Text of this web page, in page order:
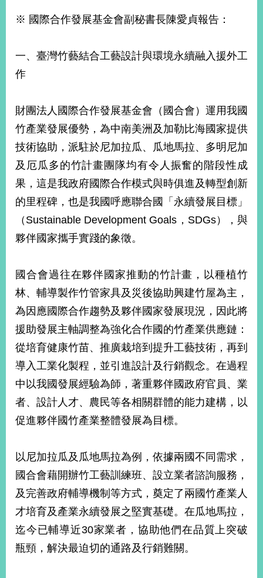
開
告
權
保
及
資
安
全
策
礙
網
站
說
明
聯
絡
們
※ 國際合作發展基金會副秘書長陳愛貞報告：
一、臺灣竹藝結合工藝設計與環境永續融入援外工
作
財團法人國際合作發展基金會（國合會）運用我國
竹產業發展優勢，為中南美洲及加勒比海國家提供
技術協助，派駐於尼加拉瓜、瓜地馬拉、多明尼加
及厄瓜多的竹計畫團隊均有令人振奮的階段性成
果，這是我政府國際合作模式與時俱進及轉型創新
的里程碑，也是我國呼應聯合國「永續發展目標」
（Sustainable Development Goals，SDGs），與
夥伴國家攜手實踐的象徵。
國合會過往在夥伴國家推動的竹計畫，以種植竹
林、輔導製作竹管家具及災後協助興建竹屋為主，
為因應國際合作趨勢及夥伴國家發展現況，因此將
援助發展主軸調整為強化合作國的竹產業供應鏈：
從培育健康竹苗、推廣栽培到提升工藝技術，再到
導入工業化製程，並引進設計及行銷觀念。在過程
中以我國發展經驗為師，著重夥伴國政府官員、業
者、設計人才、農民等各相關群體的能力建構，以
促進夥伴國竹產業整體發展為目標。
以尼加拉瓜及瓜地馬拉為例，依據兩國不同需求，
國合會藉開辦竹工藝訓練班、設立業者諮詢服務，
及完善政府輔導機制等方式，奠定了兩國竹產業人
才培育及產業永續發展之堅實基礎。在瓜地馬拉，
迄今已輔導近30家業者，協助他們在品質上突破
瓶頸，解決最迫切的通路及行銷難關。